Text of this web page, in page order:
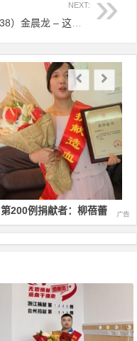
NEXT:
第200例捐献者：柳蓓蕾